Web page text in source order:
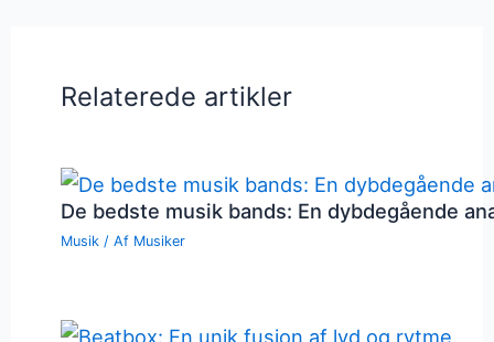
Relaterede artikler
De bedste musik bands: En dybdegående
Musik / Af Musiker